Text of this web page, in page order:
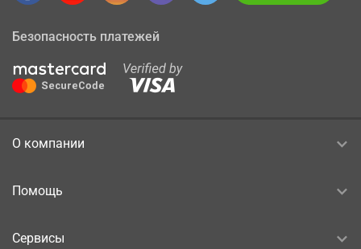
Безопасность платежей
О компании
Помощь
Сервисы